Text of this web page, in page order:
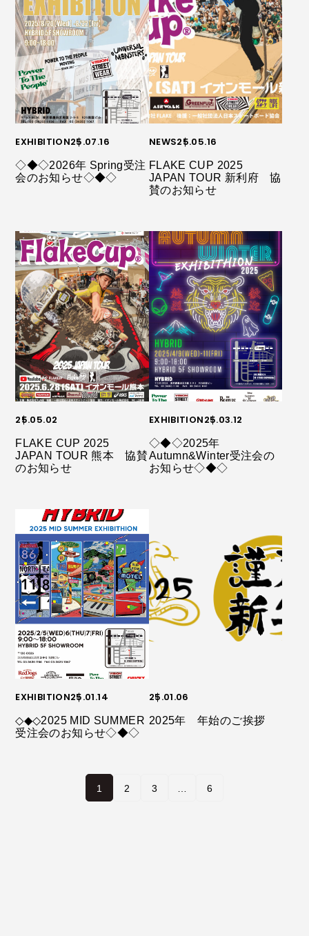
EXHIBITION25.07.16
◇◆◇2026年 Spring受注
会のお知らせ◇◆◇
NEWS25.05.16
FLAKE CUP 2025
JAPAN TOUR 新利府 協
賛のお知らせ
25.05.02
FLAKE CUP 2025
JAPAN TOUR 熊本 協賛
のお知らせ
EXHIBITION25.03.12
◇◆◇2025年
Autumn&Winter受注会の
お知らせ◇◆◇
EXHIBITION25.01.14
◇◆◇2025 MID SUMMER
受注会のお知らせ◇◆◇
25.01.06
2025年 年始のご挨拶
1 2 3 6